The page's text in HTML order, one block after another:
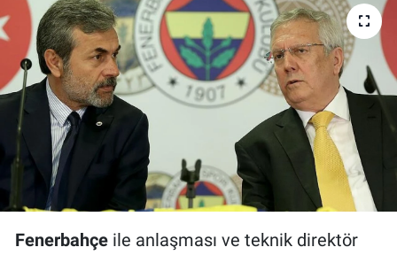
Fenerbahçe ile anlaşması ve teknik direktör
Kadın
Erişim Bilgileri
Sağlık
Teknoloji
Ramazan